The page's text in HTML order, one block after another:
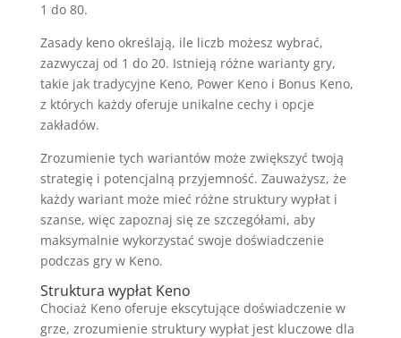
1 do 80.
Zasady keno określają, ile liczb możesz wybrać,
zazwyczaj od 1 do 20. Istnieją różne warianty gry,
takie jak tradycyjne Keno, Power Keno i Bonus Keno,
z których każdy oferuje unikalne cechy i opcje
zakładów.
Zrozumienie tych wariantów może zwiększyć twoją
strategię i potencjalną przyjemność. Zauważysz, że
każdy wariant może mieć różne struktury wypłat i
szanse, więc zapoznaj się ze szczegółami, aby
maksymalnie wykorzystać swoje doświadczenie
podczas gry w Keno.
Struktura wypłat Keno
Chociaż Keno oferuje ekscytujące doświadczenie w
grze, zrozumienie struktury wypłat jest kluczowe dla